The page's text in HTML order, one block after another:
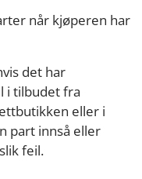
når kjøperen har
det har
i tilbudet fra
eller i
part innså eller
feil.